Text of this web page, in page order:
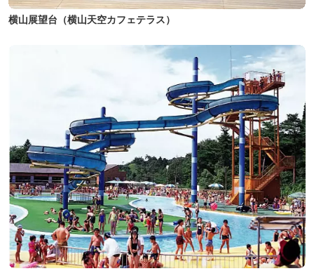
横山展望台（横山天空カフェテラス）